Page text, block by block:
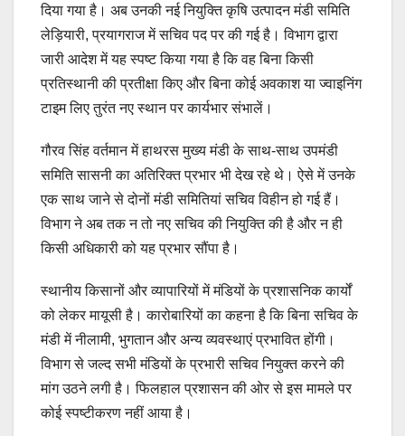
दिया गया है। अब उनकी नई नियुक्ति कृषि उत्पादन मंडी समिति
लेड़ियारी, प्रयागराज में सचिव पद पर की गई है। विभाग द्वारा
जारी आदेश में यह स्पष्ट किया गया है कि वह बिना किसी
प्रतिस्थानी की प्रतीक्षा किए और बिना कोई अवकाश या ज्वाइनिंग
टाइम लिए तुरंत नए स्थान पर कार्यभार संभालें।
गौरव सिंह वर्तमान में हाथरस मुख्य मंडी के साथ-साथ उपमंडी
समिति सासनी का अतिरिक्त प्रभार भी देख रहे थे। ऐसे में उनके
एक साथ जाने से दोनों मंडी समितियां सचिव विहीन हो गई हैं।
विभाग ने अब तक न तो नए सचिव की नियुक्ति की है और न ही
किसी अधिकारी को यह प्रभार सौंपा है।
स्थानीय किसानों और व्यापारियों में मंडियों के प्रशासनिक कार्यों
को लेकर मायूसी है। कारोबारियों का कहना है कि बिना सचिव के
मंडी में नीलामी, भुगतान और अन्य व्यवस्थाएं प्रभावित होंगी।
विभाग से जल्द सभी मंडियों के प्रभारी सचिव नियुक्त करने की
मांग उठने लगी है। फिलहाल प्रशासन की ओर से इस मामले पर
कोई स्पष्टीकरण नहीं आया है।